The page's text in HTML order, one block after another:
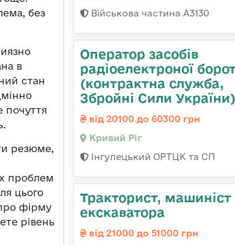
без
в
стан
почуття
резюме,
проблем
цього
фірму
рівень
Військова частина А3130
Оператор засобів
радіоелектроної
(контрактна служба,
Збройні Сили України)
від 20100 до 60300 грн
Кривий Ріг
Інгулецький ОРТЦК та СП
Тракторист, машиніст
екскаватора
від 21000 до 51000 грн